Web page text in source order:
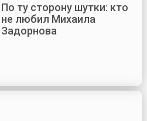
По ту сторону шутки: кто
не любил Михаила
Задорнова